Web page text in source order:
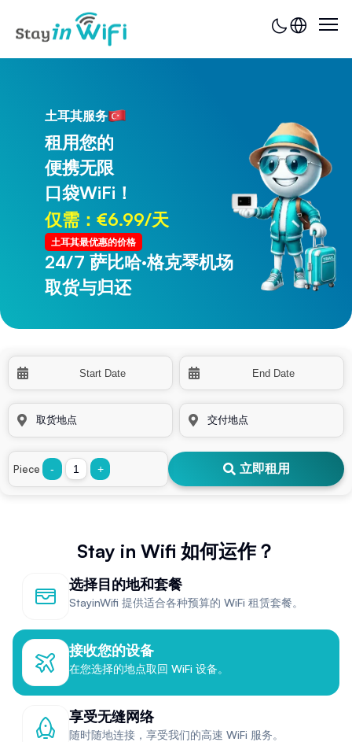
土耳其服务
租用您的
便携无限
口袋WiFi！
仅需：€6.99/天
土耳其最优惠的价格
24/7 萨比哈·格克琴机场
取货与归还
24/7 特拉布宗机场
取货与归还
Piece - + 立即租用
Stay in Wifi 如何运作？
选择目的地和套餐
StayinWifi 提供适合各种预算的 WiFi 租赁套餐。
接收您的设备
在您选择的地点取回 WiFi 设备。
享受无缝网络
随时随地连接，享受我们的高速 WiFi 服务。